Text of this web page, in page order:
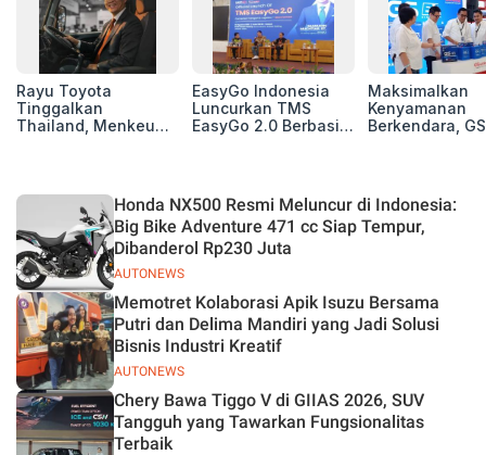
Rayu Toyota
Tinggalkan
Thailand, Menkeu
Basis Produksi
EasyGo Indonesia
Luncurkan TMS
EasyGo 2.0 Berbasis
Maksimalkan
Kenyamanan
Berkendara,
2026
AUTONEWS
Honda NX500 Resmi Meluncur di Indonesia:
Big Bike Adventure 471 cc Siap Tempur,
Dibanderol Rp230 Juta
AUTONEWS
Memotret Kolaborasi Apik Isuzu Bersama
Putri dan Delima Mandiri yang Jadi Solusi
Bisnis Industri Kreatif
Chery Bawa Tiggo V di GIIAS 2026, SUV
Tangguh yang Tawarkan Fungsionalitas
Terbaik